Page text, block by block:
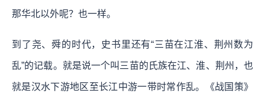
那华北以外呢？也一样。
到了尧、舜的时代，史书里还有“三苗在江淮、荆州数为
乱”的记载。就是说一个叫三苗的氏族在江、淮、荆州，也
就是汉水下游地区至长江中游一带时常作乱。《战国策》